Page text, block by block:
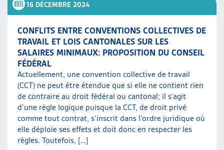
16 DÉCEMBRE 2024
CONFLITS ENTRE CONVENTIONS COLLECTIVES DE
TRAVAIL ET LOIS CANTONALES SUR LES
SALAIRES MINIMAUX: PROPOSITION DU CONSEIL
FÉDÉRAL
Actuellement, une convention collective de travail
(CCT) ne peut être étendue que si elle ne contient rien
de contraire au droit fédéral ou cantonal; il s’agit
d’une règle logique puisque la CCT, de droit privé
comme tout contrat, s’inscrit dans l’ordre juridique où
elle déploie ses effets et doit donc en respecter les
règles. Toutefois, […]